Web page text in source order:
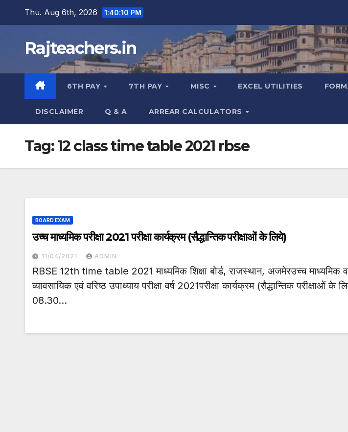
Thu. Aug 6th, 2026 1:40:11 PM
Rajteachers.in
6TH PAY 7TH PAY MISC EXCEL UTILITIES
DISCLAIMER Q & A ARREAR CALCULATORS
Tag:12 class time table 2021 rbse
BOARD EXAM
उच्च माध्यमिक परीक्षा 2021 परीक्षा कार्यक्रम (सैद्धान्तिक परीक्षाओं के लिये)
11/04/2021 ADMIN
RBSE 12th time table 2021 माध्यमिक शिक्षा बोर्ड, राजस्थान, अजमेरउच्च माध्यमिक
व्यावसायिक एवं वरिष्ठ उपाध्याय परीक्षा वर्ष 2021परीक्षा कार्यक्रम (सैद्धान्तिक परीक्षाओं के
08.30…